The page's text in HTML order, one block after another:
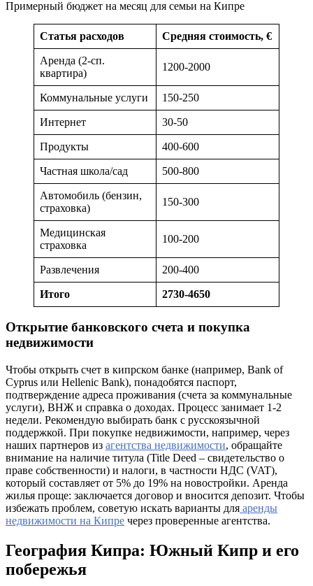
Примерный бюджет на месяц для семьи на Кипре
Статья расходов Средняя стоимость, €
Аренда (2-сп.
квартира)
1200-2000
Коммунальные услуги 150-250
Интернет 30-50
Продукты 400-600
Частная школа/сад 500-800
Автомобиль (бензин,
страховка)
150-300
Медицинская
страховка
100-200
Развлечения 200-400
Итого 2730-4650
Открытие банковского счета и покупка
недвижимости
Чтобы открыть счет в кипрском банке (например, Bank of
Cyprus или Hellenic Bank), понадобятся паспорт,
подтверждение адреса проживания (счета за коммунальные
услуги), ВНЖ и справка о доходах. Процесс занимает 1-2
недели. Рекомендую выбирать банк с русскоязычной
поддержкой. При покупке недвижимости, например, через
наших партнеров из агентства недвижимости, обращайте
внимание на наличие титула (Title Deed – свидетельство о
праве собственности) и налоги, в частности НДС (VAT),
который составляет от 5% до 19% на новостройки. Аренда
жилья проще: заключается договор и вносится депозит. Чтобы
избежать проблем, советую искать варианты для аренды
недвижимости на Кипре через проверенные агентства.
География Кипра: Южный Кипр и его
побережья